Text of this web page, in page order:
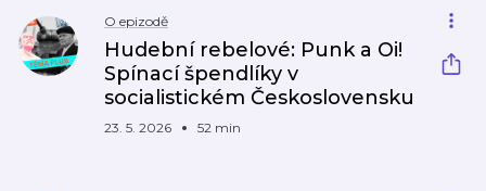
O epizodě
Hudební rebelové: Punk a Oi!
Spínací špendlíky v
socialistickém Československu
23. 5. 2026 52 min